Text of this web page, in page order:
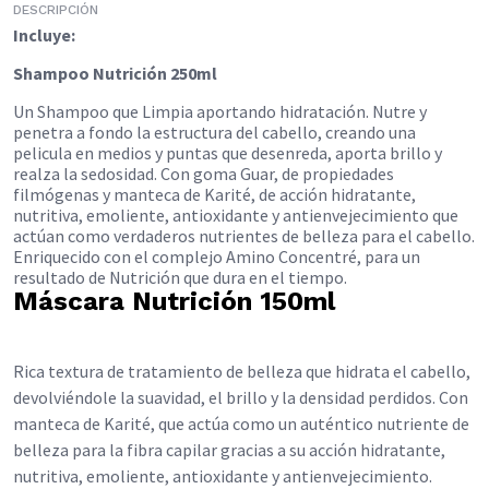
DESCRIPCIÓN
Incluye:
Shampoo Nutrición 250ml
Un Shampoo que L impia aportando hidratación. Nutre y
penetra a fondo la estructura del cabello, creando una
pelicula en medios y puntas que desenreda, aporta brillo y
realza la sedosidad. Con goma Guar, de propiedades
filmógenas y manteca de Karité, de acción hidratante,
nutritiva, emoliente, antioxidante y antienvejecimiento que
actúan como verdaderos nutrientes de belleza para el cabello.
Enriquecido con el complejo Amino Concentré, para un
resultado de Nutrición que dura en el tiempo.
Máscara Nutrición 150ml
Rica textura de tratamiento de belleza que hidrata el cabello,
devolviéndole la suavidad, el brillo y la densidad perdidos. Con
manteca de Karité, que actúa como un auténtico nutriente de
belleza para la fibra capilar gracias a su acción hidratante,
nutritiva, emoliente, antioxidante y antienvejecimiento.